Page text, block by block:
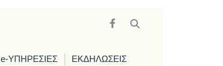
e-ΥΠΗΡΕΣΙΕΣ ΕΚΔΗΛΩΣΕΙΣ